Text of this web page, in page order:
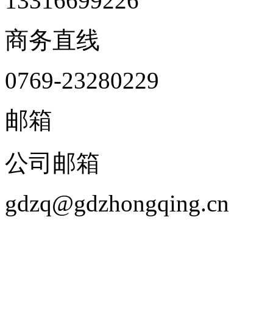
商务直线
0769-23280229
邮箱
公司邮箱
gdzq@gdzhongqing.cn